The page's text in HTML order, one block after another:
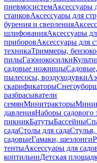
пневмосистемАксессуары
станковАксессуары для
бурения и сверления
шлифованияАксессуары
приборовАксессуары для
техникаТриммеры,
пилыГазонокосилки
садовые ножницы
пылесосы, воздуходувки
скарификаторы
разбрасыватели
семянМинитракторы
давленияНаборы садового
пикникБатутыБассейны
садаСтолы для садаСтулья,
садовыеГамаки, шезлонги
тентыАксессуары для
коптильниДетская